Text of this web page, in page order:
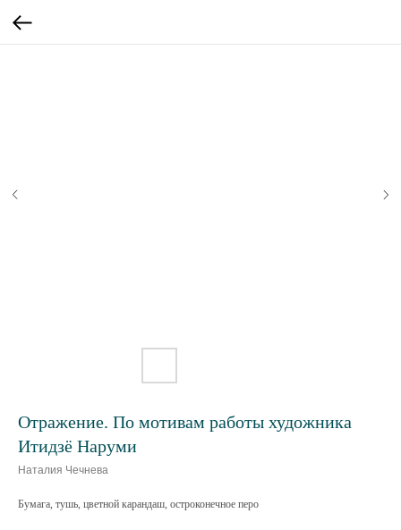
Отражение. По мотивам работы художника
Итидзё Наруми
Наталия Чечнева
Бумага, тушь, цветной карандаш, остроконечное перо